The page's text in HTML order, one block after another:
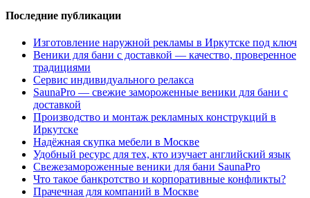
Последние публикации
Изготовление наружной рекламы в Иркутске под ключ
Веники для бани с доставкой — качество, проверенное
традициями
Сервис индивидуального релакса
SaunaPro — свежие замороженные веники для бани с
доставкой
Производство и монтаж рекламных конструкций в
Иркутске
Надёжная скупка мебели в Москве
Удобный ресурс для тех, кто изучает английский язык
Свежезамороженные веники для бани SaunaPro
Что такое банкротство и корпоративные конфликты?
Прачечная для компаний в Москве